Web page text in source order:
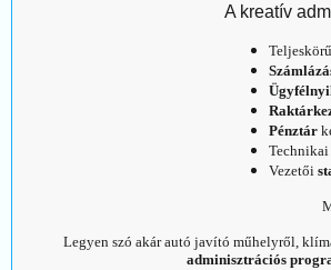
A kreatív
Teljeskörű
Pénztár
Technikai
Vezetői
Legyen szó akár autó javító műhelyről,
adminisztrációs